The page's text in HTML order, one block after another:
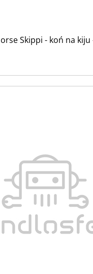
Skippi - koń na kiju